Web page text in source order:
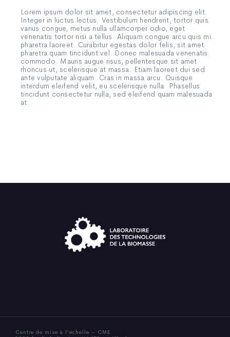
Lorem ipsum dolor sit amet, consectetur adipiscing elit.
Integer in luctus lectus. Vestibulum hendrerit, tortor quis
varius congue, metus nulla ullamcorper odio, eget
venenatis tortor nisi a tellus. Aliquam congue arcu quis mi
pharetra laoreet. Curabitur egestas dolor felis, sit amet
pharetra quam tincidunt vel. Donec malesuada venenatis
commodo. Mauris augue risus, pellentesque sit amet
rhoncus ut, scelerisque at massa. Etiam laoreet dui sed
ante vulputate aliquam. Cras in massa arcu. Quisque
interdum eleifend velit, eu scelerisque nulla. Phasellus
tincidunt consectetur nulla, sed eleifend quam malesuada
at.
Centre de mise à l’échelle – CME